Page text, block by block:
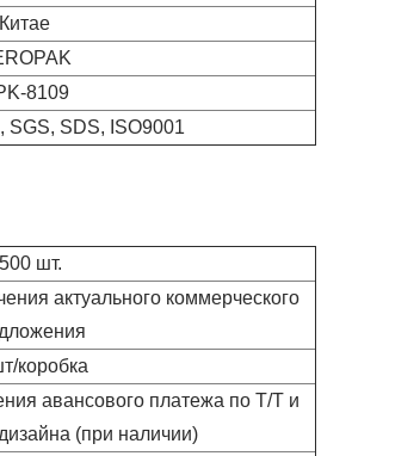
Китае
8109
SGS, SDS, ISO9001
шт.
актуального коммерческого
коробка
авансового платежа по T/T и
(при наличии)